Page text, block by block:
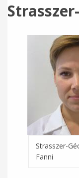
Strasszer-
Fanni